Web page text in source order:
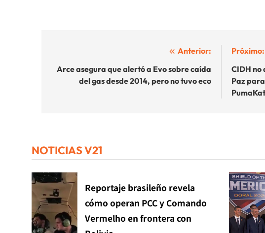
de
entradas
Anterior:
Arce asegura que alertó a Evo sobre caída
del gas desde 2014, pero no tuvo eco
Próximo:
CIDH no
Paz
NOTICIAS V21
Reportaje brasileño revela
cómo operan PCC y Comando
Vermelho en frontera con